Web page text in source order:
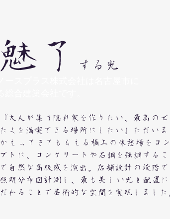
​魅了 する光
『大人が集う隠れ家を作りたい、最高のぜ
たくを満喫できる場所にしたい』ただいま
かえってきてもらえる極上の休憩場をコ
プトに、コンクリートや石調を強調するこ
で自然な高級感を演出。店舗設計の段階で
照明分布図計測し、最も美しい光と配置に
だわることで芸術的な空間を実現しました